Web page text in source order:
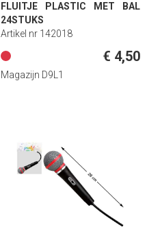
FLUITJE PLASTIC MET BAL
24STUKS
Artikel nr 142018
€ 4,50
Magazijn D9L1